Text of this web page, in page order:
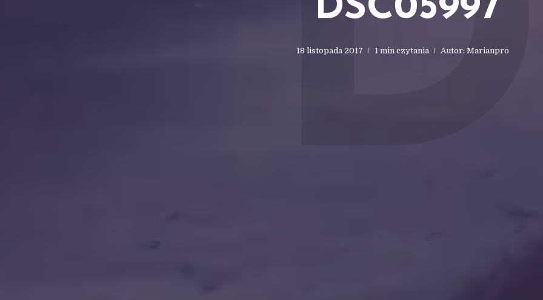
DSC05997
18 listopada 2017 1 min czytania Autor: Marianpro